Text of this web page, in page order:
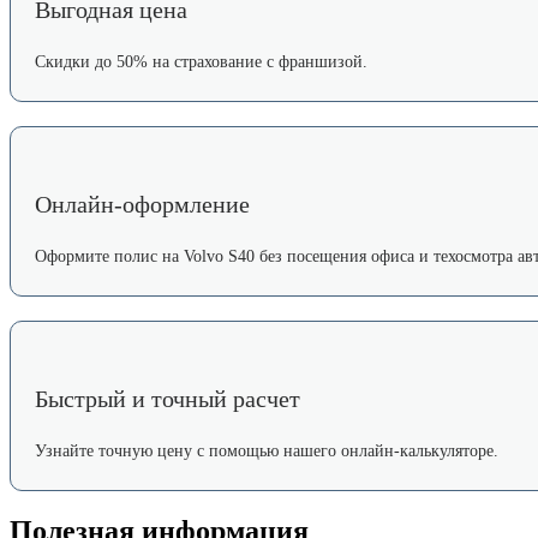
Выгодная цена
Скидки до 50% на страхование с франшизой.
Онлайн-оформление
Оформите полис на Volvo S40 без посещения офиса и техосмотра
Быстрый и точный расчет
Узнайте точную цену с помощью нашего онлайн-калькуляторе.
Полезная информация